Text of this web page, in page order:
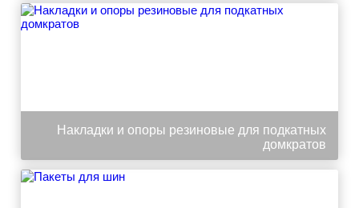
Накладки и опоры резиновые для подкатных
домкратов